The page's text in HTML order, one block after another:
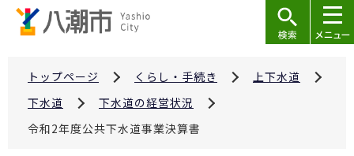
トップページ くらし・手続き
上下水道
下水道
下水道の経営状況
令和2年度公共下水道事業決算書